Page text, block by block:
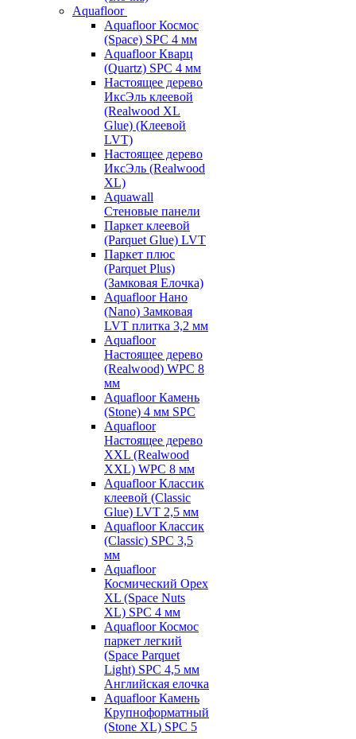
Aquafloor
Aquafloor Космос
(Space) SPC 4 мм
Aquafloor Кварц
(Quartz) SPC 4 мм
Настоящее дерево
ИксЭль клеевой
(Realwood XL
Glue) (Клеевой
LVT)
Настоящее дерево
ИксЭль (Realwood
XL)
Aquawall
Стеновые панели
Паркет клеевой
(Parquet Glue) LVT
Паркет плюс
(Parquet Plus)
(Замковая Елочка)
Aquafloor Нано
(Nano) Замковая
LVT плитка 3,2 мм
Aquafloor
Настоящее дерево
(Realwood) WPC 8
мм
Aquafloor Камень
(Stone) 4 мм SPC
Aquafloor
Настоящее дерево
XXL (Realwood
XXL) WPC 8 мм
Aquafloor Классик
клеевой (Classic
Glue) LVT 2,5 мм
Aquafloor Классик
(Classic) SPC 3,5
мм
Aquafloor
Космический Орех
XL (Space Nuts
XL) SPC 4 мм
Aquafloor Космос
паркет легкий
(Space Parquet
Light) SPC 4,5 мм
Английская елочка
Aquafloor Камень
Крупноформатный
(Stone XL) SPC 5